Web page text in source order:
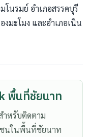
โนรมย์ อำเภอสรรคบุรี
งมะโมง และอำเภอเนิน
พื้นที่ชัยนาท
ำหรับติดตาม
ชนในพื้นที่ชัยนาท